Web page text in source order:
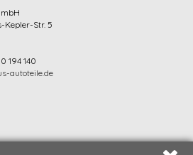
Kepler-Str. 5
194 140
autoteile.de